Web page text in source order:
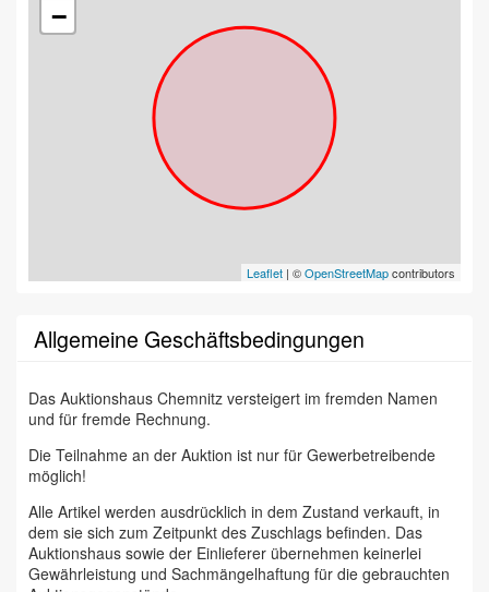
−
Leaflet | ©OpenStreetMapcontributors
Allgemeine Geschäftsbedingungen
Das Auktionshaus Chemnitz versteigert im fremden Namen
und für fremde Rechnung.
Die Teilnahme an der Auktion ist nur für Gewerbetreibende
möglich!
Alle Artikel werden ausdrücklich in dem Zustand verkauft, in
dem sie sich zum Zeitpunkt des Zuschlags befinden. Das
Auktionshaus sowie der Einlieferer übernehmen keinerlei
Gewährleistung und Sachmängelhaftung für die gebrauchten